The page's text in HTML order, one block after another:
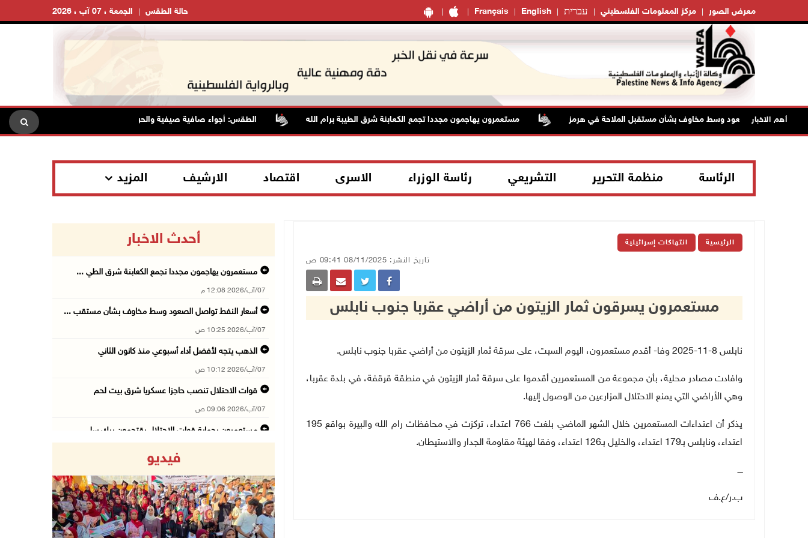
Français English עברית مركز المعلومات الفلسطيني معرض الصور الجمعة ، 07 آب ، 2026 حالة الطقس
أهم الاخبار
تواصل الصعود وسط مخاوف بشأن مستقبل الملاحة في هرمز مستعمرون يهاجمون مجددا تجمع الكعابنة شرق الطيبة برام الله الطقس: أجواء صافية صيفية والحرارة حول معدلها العام
الرئاسة منظمة التحرير التشريعي رئاسة الوزراء الاسرى اقتصاد الارشيف المزيد
الرئيسية انتهاكات إسرائيلية
تاريخ النشر: 08/11/2025 09:41 ص
مستعمرون يسرقون ثمار الزيتون من أراضي عقربا جنوب نابلس
نابلس 8-11-2025 وفا- أقدم مستعمرون، اليوم السبت، على سرقة ثمار الزيتون من أراضي عقربا جنوب نابلس .
وافادت مصادر محلية، بأن مجموعة من المستعمرين أقدموا على سرقة ثمار الزيتون في منطقة قرقفة، في بلدة عقربا،
وهي الأراضي التي يمنع الاحتلال المزارعين من الوصول إليها.
يذكر أن اعتداءات المستعمرين خلال الشهر الماضي بلغت 766 اعتداء، تركزت في محافظات رام الله والبيرة بواقع 195
اعتداء، ونابلس بـ179 اعتداء، والخليل بـ126 اعتداء، وفقا لهيئة مقاومة الجدار والاستيطان.
ــــ
ب.ر/ع.ف
أحدث الاخبار
مستعمرون يهاجمون مجددا تجمع الكعابنة شرق الطي ...
07/آب/2026 12:08 م
أسعار النفط تواصل الصعود وسط مخاوف بشأن مستقب ...
07/آب/2026 10:25 ص
الذهب يتجه لأفضل أداء أسبوعي منذ كانون الثاني
07/آب/2026 10:12 ص
قوات الاحتلال تنصب حاجزا عسكريا شرق بيت لحم
07/آب/2026 09:06 ص
مستعمرون بحماية قوات الاحتلال يقتحمون برك سلي ...
07/آب/2026 08:24 ص
محافظة القدس: انسحاب قوات الاحتلال من مخيم قل ...
07/آب/2026 08:23 ص
فيديو
Previous Next